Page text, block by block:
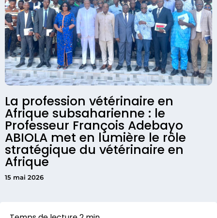
La profession vétérinaire en
Afrique subsaharienne : le
Professeur François Adebayo
ABIOLA met en lumière le rôle
stratégique du vétérinaire en
Afrique
15 mai 2026